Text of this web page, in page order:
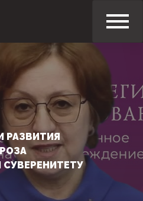
РАЗВИТИЯ